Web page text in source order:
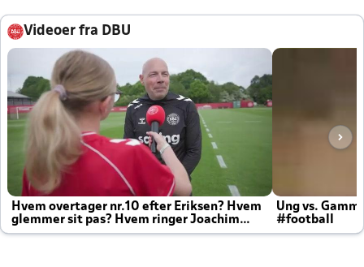
Videoer fra DBU
Hvem overtager nr.10 efter Eriksen? Hvem
glemmer sit pas? Hvem ringer Joachim
altid til efter kampe?
Ung vs.
#football